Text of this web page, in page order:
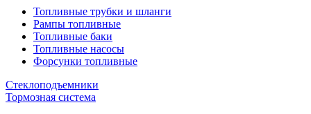
Топливные трубки и шланги
Рампы топливные
Топливные баки
Топливные насосы
Форсунки топливные
Стеклоподъемники
Тормозная система